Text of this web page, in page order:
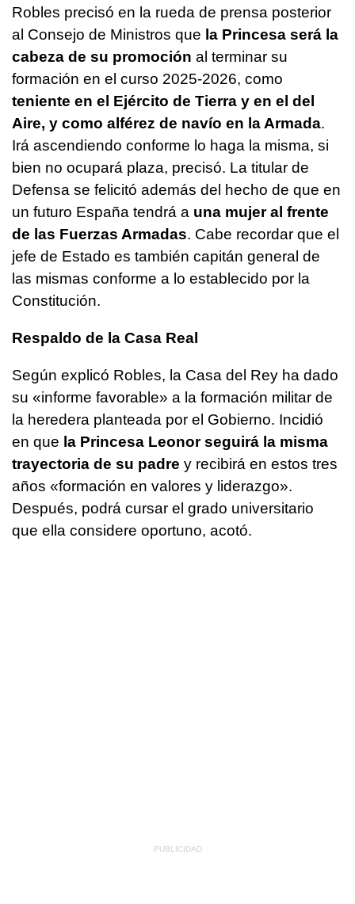
Robles precisó en la rueda de prensa posterior
al Consejo de Ministros que la Princesa será la
cabeza de su promoción al terminar su
formación en el curso 2025-2026, como
teniente en el Ejército de Tierra y en el del
Aire, y como alférez de navío en la Armada.
Irá ascendiendo conforme lo haga la misma, si
bien no ocupará plaza, precisó. La titular de
Defensa se felicitó además del hecho de que en
un futuro España tendrá a una mujer al frente
de las Fuerzas Armadas. Cabe recordar que el
jefe de Estado es también capitán general de
las mismas conforme a lo establecido por la
Constitución.
Respaldo de la Casa Real
Según explicó Robles, la Casa del Rey ha dado
su «informe favorable» a la formación militar de
la heredera planteada por el Gobierno. Incidió
en que la Princesa Leonor seguirá la misma
trayectoria de su padre y recibirá en estos tres
años «formación en valores y liderazgo».
Después, podrá cursar el grado universitario
que ella considere oportuno, acotó.